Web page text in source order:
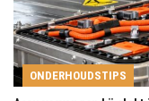
ONDERHOUDSTIPS